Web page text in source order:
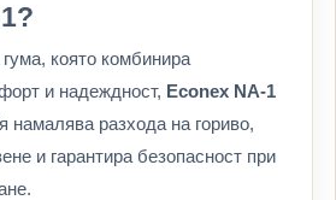
която комбинира
и надеждност, Econex NA-1
намалява разхода на гориво,
и гарантира безопасност при